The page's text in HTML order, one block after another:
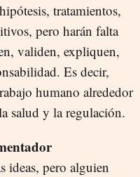
tratamientos,
pero harán falta
validen, expliquen,
Es decir,
humano alrededor
salud y la regulación.
ideas, pero alguien